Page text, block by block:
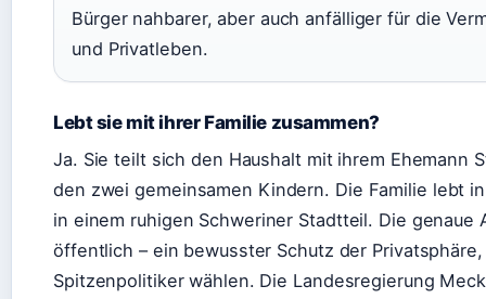
Bürger nahbarer, aber auch anfälliger für die
und Privatleben.
Lebt sie mit ihrer Familie zusammen?
Ja. Sie teilt sich den Haushalt mit ihrem Ehemann
den zwei gemeinsamen Kindern. Die Familie lebt
in einem ruhigen Schweriner Stadtteil. Die genaue
öffentlich – ein bewusster Schutz der
Spitzenpolitiker wählen. Die Landesregierung